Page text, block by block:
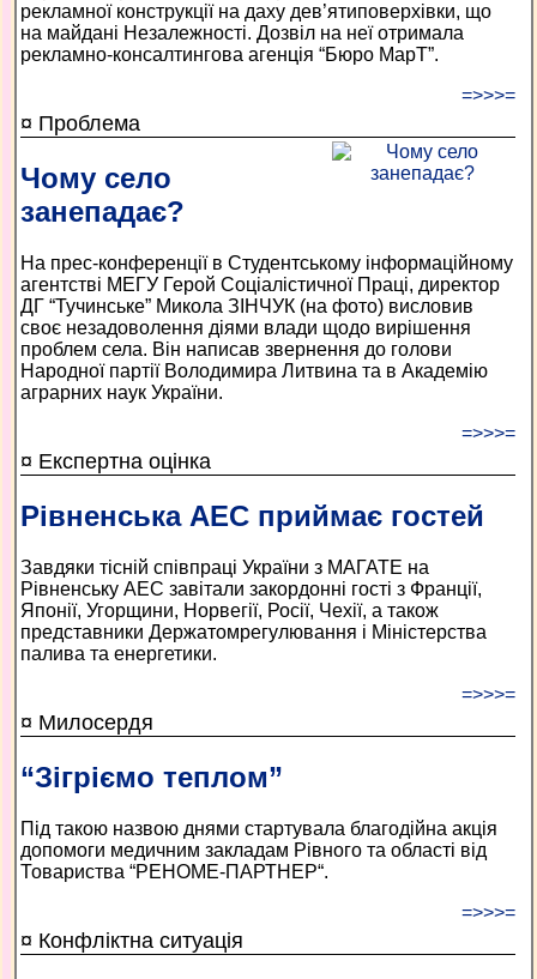
рекламної конструкції на даху дев’ятиповерхівки, що
на майдані Незалежності. Дозвіл на неї отримала
рекламно-консалтингова агенція “Бюро МарТ”.
=>>>=
¤ Проблема
Чому село
занепадає?
На прес-конференції в Студентському інформаційному
агентстві МЕГУ Герой Соціалістичної Праці, директор
ДГ “Тучинське” Микола ЗІНЧУК (на фото) висловив
своє незадоволення діями влади щодо вирішення
проблем села. Він написав звернення до голови
Народної партії Володимира Литвина та в Академію
аграрних наук України.
=>>>=
¤ Експертна оцінка
Рівненська АЕС приймає гостей
Завдяки тісній співпраці України з МАГАТЕ на
Рівненську АЕС завітали закордонні гості з Франції,
Японії, Угорщини, Норвегії, Росії, Чехії, а також
представники Держатомрегулювання і Міністерства
палива та енергетики.
=>>>=
¤ Милосердя
“Зігріємо теплом”
Під такою назвою днями стартувала благодійна акція
допомоги медичним закладам Рівного та області від
Товариства “РЕНОМЕ-ПАРТНЕР“.
=>>>=
¤ Конфліктна ситуація